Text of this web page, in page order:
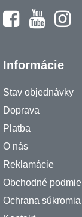
Informácie
Stav objednávky
Doprava
Platba
O nás
Reklamácie
Obchodné
Ochrana súkromia